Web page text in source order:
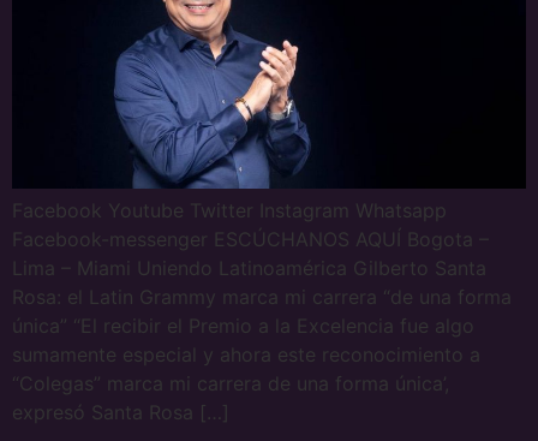
Facebook Youtube Twitter Instagram Whatsapp
Facebook-messenger ESCÚCHANOS AQUÍ Bogota –
Lima – Miami Uniendo Latinoamérica Gilberto Santa
Rosa: el Latin Grammy marca mi carrera “de una forma
única” “El recibir el Premio a la Excelencia fue algo
sumamente especial y ahora este reconocimiento a
“Colegas” marca mi carrera de una forma única’,
expresó Santa Rosa […]